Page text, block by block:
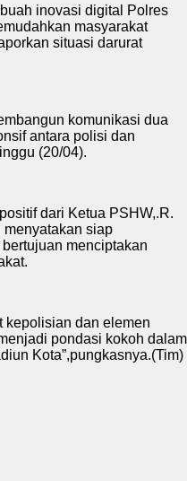
inovasi digital Polres
masyarakat
situasi darurat
komunikasi dua
antara polisi dan
(20/04).
dari Ketua PSHW,.R.
siap
menciptakan
kepolisian dan elemen
pondasi kokoh dalam
Kota”,pungkasnya.(Tim)